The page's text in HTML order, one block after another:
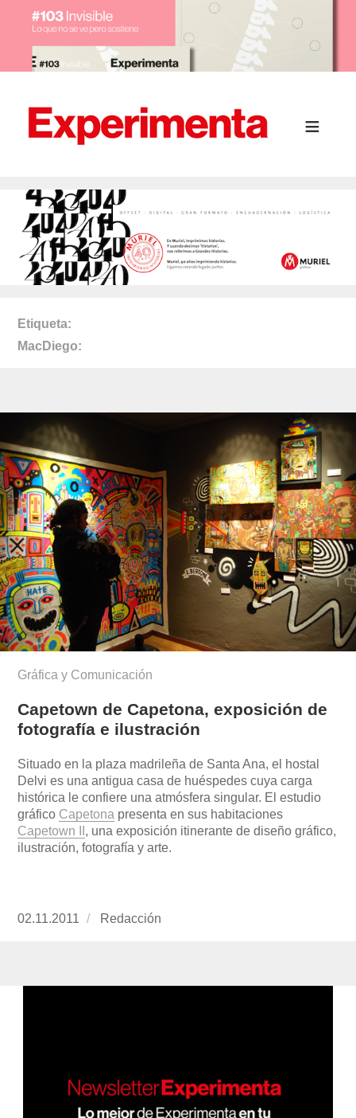
Etiqueta
MacDiego
Gráfica y Comunicación
Capetown de Capetona, exposición de
fotografía e ilustración
Situado en la plaza madrileña de Santa Ana, el hostal
Delvi es una antigua casa de huéspedes cuya carga
histórica le confiere una atmósfera singular. El estudio
gráfico Capetona presenta en sus habitaciones
Capetown II , una exposición itinerante de diseño gráfico,
ilustración, fotografía y arte.
Publicado
02.11.2011 https://www.experimenta.es/author/redaccion/
Redacción